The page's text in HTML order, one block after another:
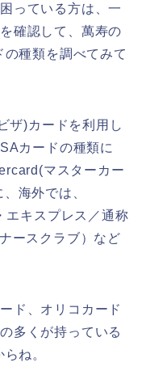
っている方は、一
確認して、萬寿の
種類を調べてみて
ザ)カードを利用し
カードの種類に
マスターカー
海外では、
キスプレス／通称
ースクラブ）など
ド、オリコカード
多くが持っている
ね。